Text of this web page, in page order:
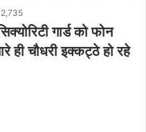
2,735
गार्ड को फोन
ही चौधरी इक्कट्ठे हो रहे